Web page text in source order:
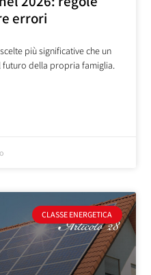
errori
più significative che un
della propria famiglia.
CLASSE ENERGETICA